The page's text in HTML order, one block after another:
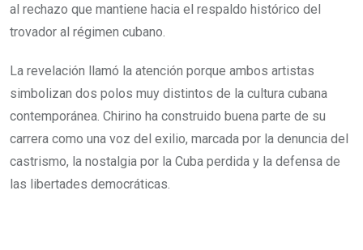
al rechazo que mantiene hacia el respaldo histórico del
trovador al régimen cubano.
La revelación llamó la atención porque ambos artistas
simbolizan dos polos muy distintos de la cultura cubana
contemporánea. Chirino ha construido buena parte de su
carrera como una voz del exilio, marcada por la denuncia del
castrismo, la nostalgia por la Cuba perdida y la defensa de
las libertades democráticas.